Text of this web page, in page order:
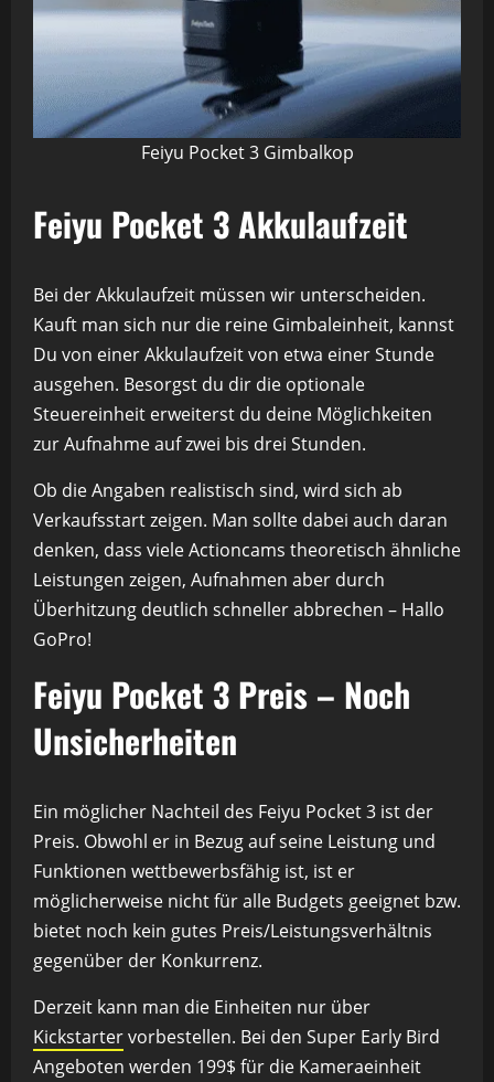
Feiyu Pocket 3 Gimbalkop
Feiyu Pocket 3 Akkulaufzeit
Bei der Akkulaufzeit müssen wir unterscheiden.
Kauft man sich nur die reine Gimbaleinheit, kannst
Du von einer Akkulaufzeit von etwa einer Stunde
ausgehen. Besorgst du dir die optionale
Steuereinheit erweiterst du deine Möglichkeiten
zur Aufnahme auf zwei bis drei Stunden.
Ob die Angaben realistisch sind, wird sich ab
Verkaufsstart zeigen. Man sollte dabei auch daran
denken, dass viele Actioncams theoretisch ähnliche
Leistungen zeigen, Aufnahmen aber durch
Überhitzung deutlich schneller abbrechen – Hallo
GoPro!
Feiyu Pocket 3 Preis – Noch
Unsicherheiten
Ein möglicher Nachteil des Feiyu Pocket 3 ist der
Preis. Obwohl er in Bezug auf seine Leistung und
Funktionen wettbewerbsfähig ist, ist er
möglicherweise nicht für alle Budgets geeignet bzw.
bietet noch kein gutes Preis/Leistungsverhältnis
gegenüber der Konkurrenz.
Derzeit kann man die Einheiten nur über
Kickstartervorbestellen. Bei den Super Early Bird
Angeboten werden 199$ für die Kameraeinheit